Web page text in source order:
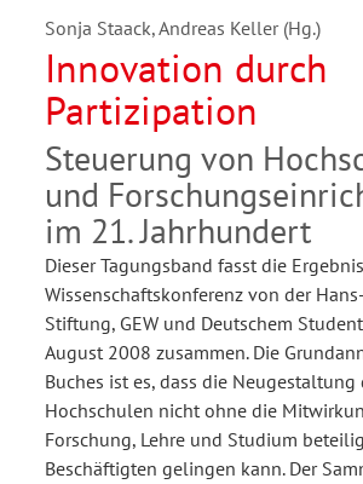
Sonja Staack, Andreas Keller (Hg.)
Innovation durch
Partizipation
Steuerung von
und
im 21. Jahrhundert
Dieser Tagungsband fasst die
Wissenschaftskonferenz von der
Stiftung, GEW und Deutschem
August 2008 zusammen. Die
Buches ist es, dass die Neugestaltung
Hochschulen nicht ohne die
Forschung, Lehre und Studium
Beschäftigten gelingen kann. Der